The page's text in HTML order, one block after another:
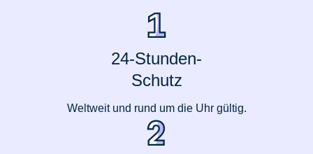
24-Stunden-
Schutz
Weltweit und rund um die Uhr gültig.